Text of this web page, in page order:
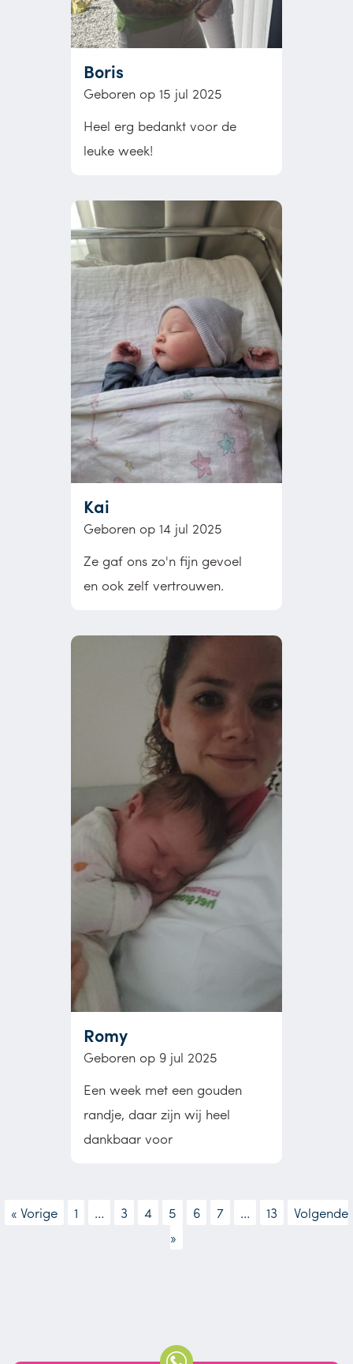
Boris
Geboren op 15 jul 2025
Heel erg bedankt voor de
leuke week!
Kai
Geboren op 14 jul 2025
Ze gaf ons zo'n fijn gevoel
en ook zelf vertrouwen.
Romy
Geboren op 9 jul 2025
Een week met een gouden
randje, daar zijn wij heel
dankbaar voor
« Vorige 1 … 3 4 5 6 7 … 13
Volgende
»